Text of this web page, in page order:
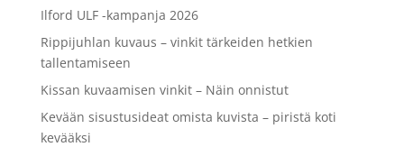
Ilford ULF -kampanja 2026
Rippijuhlan kuvaus – vinkit tärkeiden hetkien
tallentamiseen
Kissan kuvaamisen vinkit – Näin onnistut
Kevään sisustusideat omista kuvista – piristä koti
kevääksi